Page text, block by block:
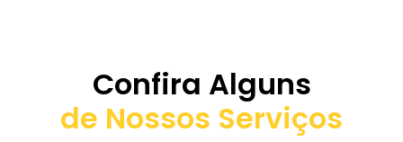
Confira Alguns
de Nossos Serviços